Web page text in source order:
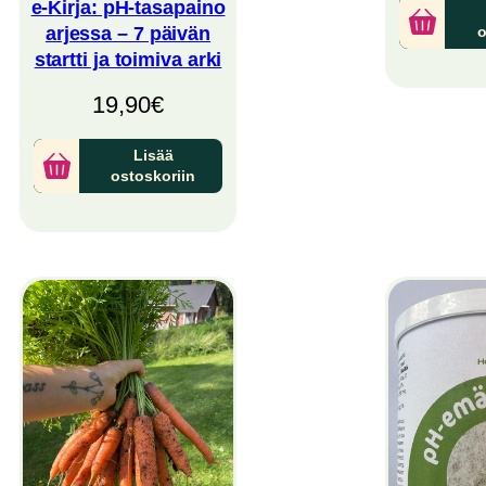
e-Kirja: pH-tasapaino
arjessa – 7 päivän
startti ja toimiva arki
19,90€
Lisää
ostoskoriin